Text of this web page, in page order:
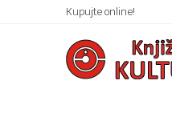
Kupujte online!